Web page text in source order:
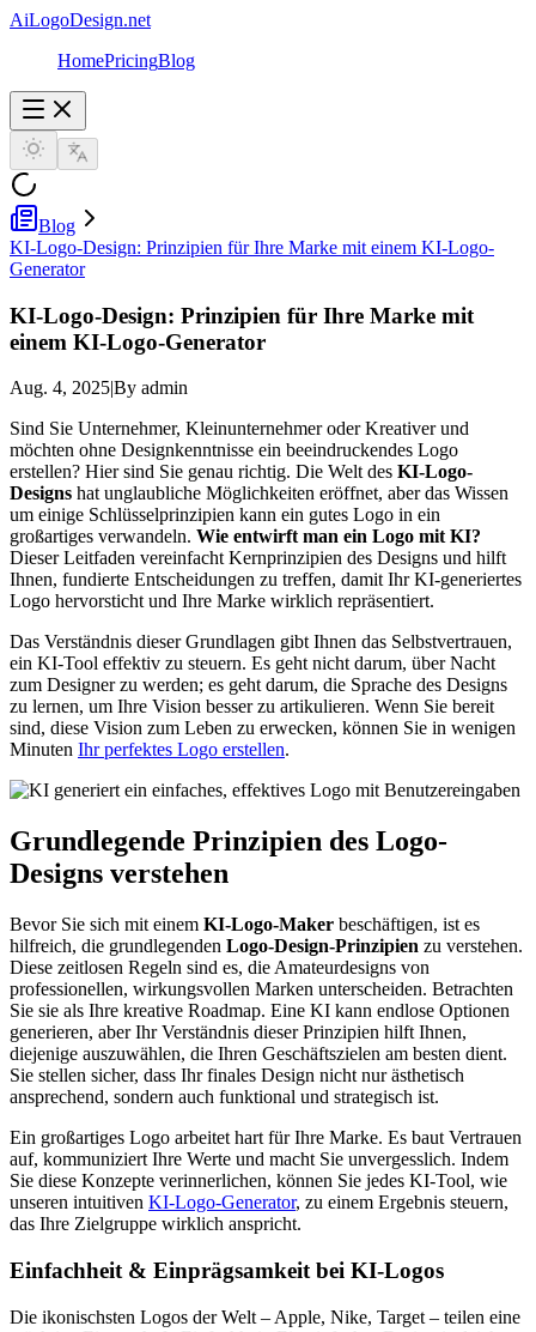
AiLogoDesign.net
HomePricingBlog
Blog
KI-Logo-Design: Prinzipien für Ihre Marke mit einem KI-Logo-
Generator
KI-Logo-Design: Prinzipien für Ihre Marke mit
einem KI-Logo-Generator
Aug. 4, 2025|By admin
Sind Sie Unternehmer, Kleinunternehmer oder Kreativer und
möchten ohne Designkenntnisse ein beeindruckendes Logo
erstellen? Hier sind Sie genau richtig. Die Welt des KI-Logo-
Designs hat unglaubliche Möglichkeiten eröffnet, aber das Wissen
um einige Schlüsselprinzipien kann ein gutes Logo in ein
großartiges verwandeln. Wie entwirft man ein Logo mit KI?
Dieser Leitfaden vereinfacht Kernprinzipien des Designs und hilft
Ihnen, fundierte Entscheidungen zu treffen, damit Ihr KI-generiertes
Logo hervorsticht und Ihre Marke wirklich repräsentiert.
Das Verständnis dieser Grundlagen gibt Ihnen das Selbstvertrauen,
ein KI-Tool effektiv zu steuern. Es geht nicht darum, über Nacht
zum Designer zu werden; es geht darum, die Sprache des Designs
zu lernen, um Ihre Vision besser zu artikulieren. Wenn Sie bereit
sind, diese Vision zum Leben zu erwecken, können Sie in wenigen
Minuten Ihr perfektes Logo erstellen.
Grundlegende Prinzipien des Logo-
Designs verstehen
Bevor Sie sich mit einem KI-Logo-Maker beschäftigen, ist es
hilfreich, die grundlegenden Logo-Design-Prinzipien zu verstehen.
Diese zeitlosen Regeln sind es, die Amateurdesigns von
professionellen, wirkungsvollen Marken unterscheiden. Betrachten
Sie sie als Ihre kreative Roadmap. Eine KI kann endlose Optionen
generieren, aber Ihr Verständnis dieser Prinzipien hilft Ihnen,
diejenige auszuwählen, die Ihren Geschäftszielen am besten dient.
Sie stellen sicher, dass Ihr finales Design nicht nur ästhetisch
ansprechend, sondern auch funktional und strategisch ist.
Ein großartiges Logo arbeitet hart für Ihre Marke. Es baut Vertrauen
auf, kommuniziert Ihre Werte und macht Sie unvergesslich. Indem
Sie diese Konzepte verinnerlichen, können Sie jedes KI-Tool, wie
unseren intuitiven KI-Logo-Generator, zu einem Ergebnis steuern,
das Ihre Zielgruppe wirklich anspricht.
Einfachheit & Einprägsamkeit bei KI-Logos
Die ikonischsten Logos der Welt – Apple, Nike, Target – teilen eine